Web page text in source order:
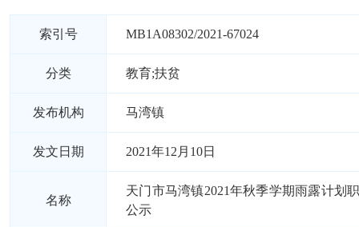
索引号 MB1A08302/2021-67024
分类 教育;扶贫
发布机构 马湾镇
发文日期 2021年12月10日
名称
天门市马湾镇2021年秋季学期雨露计划
公示